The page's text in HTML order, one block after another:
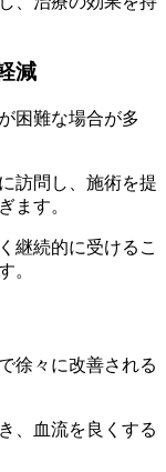
減
困難な場合が多
訪問し、施術を提
ます。
継続的に受けるこ
。
徐々に改善される
、血流を良くする